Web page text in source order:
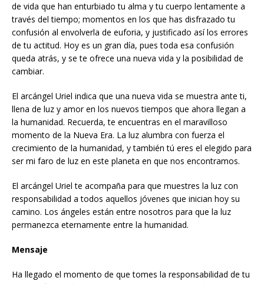
de vida que han enturbiado tu alma y tu cuerpo lentamente a
través del tiempo; momentos en los que has disfrazado tu
confusión al envolverla de euforia, y justificado así los erro­res
de tu actitud. Hoy es un gran día, pues toda esa confusión
queda atrás, y se te ofrece una nueva vida y la posibilidad de
cambiar.
El arcángel Uriel indica que una nueva vida se muestra ante ti,
llena de luz y amor en los nuevos tiempos que ahora llegan a
la humanidad. Recuerda, te en­cuentras en el maravilloso
momento de la Nueva Era. La luz alumbra con fuerza el
crecimiento de la humanidad, y también tú eres el elegido para
ser mi faro de luz en este planeta en que nos encontramos.
El arcángel Uriel te acompaña para que muestres la luz con
responsabilidad a todos aquellos jóvenes que inician hoy su
camino. Los ángeles están entre nosotros para que la luz
permanezca eternamente entre la humanidad.
Mensaje
Ha llegado el momento de que tomes la responsabilidad de tu